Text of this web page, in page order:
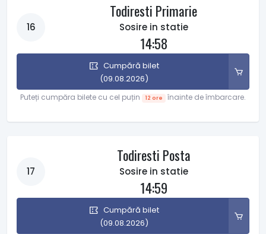
16
Todiresti Primarie
Sosire in statie
14:58
Cumpără bilet
(09.08.2026)
Puteți cumpăra bilete cu cel puțin 12 ore înainte de îmbarcare.
17
Todiresti Posta
Sosire in statie
14:59
Cumpără bilet
(09.08.2026)